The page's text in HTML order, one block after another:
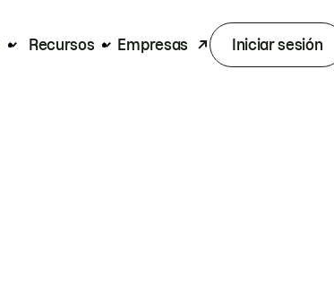
Recursos Empresas Iniciar sesión